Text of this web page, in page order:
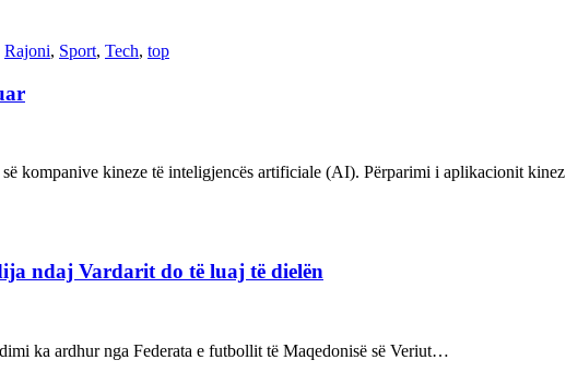
Rajoni, Sport, Tech, top
kompanive kineze të inteligjencës artificiale (AI). Përparimi i aplikacionit
ndaj Vardarit do të luaj të dielën
ka ardhur nga Federata e futbollit të Maqedonisë së Veriut…